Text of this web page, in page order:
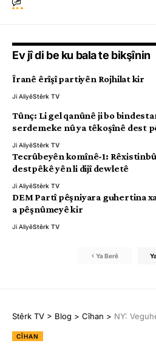
Ev jî di be ku bala te bikşînin
Îranê êrîşî partiyên Rojhilat kir
Ji AliyêStêrk TV
Tûnç: Li gel qanûnê ji bo
serdemeke nû ya têkoşînê dest
Ji AliyêStêrk TV
Tecrûbeyên komînê-1:
destpêkê yên li dijî dewletê
Ji AliyêStêrk TV
DEM Partî pêşniyara guhertina
a pêşnûmeyê kir
Ji AliyêStêrk TV
Ya Berê
Stêrk TV > Blog > Cîhan > NY:
CÎHAN